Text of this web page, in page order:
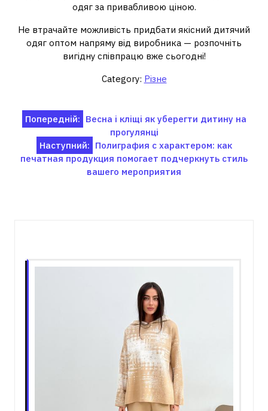
одяг за привабливою ціною.
Не втрачайте можливість придбати якісний дитячий
одяг оптом напряму від виробника — розпочніть
вигідну співпрацю вже сьогодні!
Category: Різне
Навігація
записів
Попередній: Весна і кліщі як уберегти дитину на
прогулянці
Наступний: Полиграфия с характером: как
печатная продукция помогает подчеркнуть стиль
вашего мероприятия